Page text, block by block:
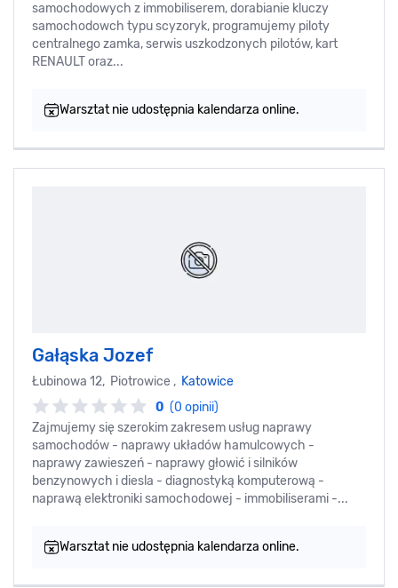
samochodowych z immobiliserem, dorabianie kluczy
samochodowch typu scyzoryk, programujemy piloty
centralnego zamka, serwis uszkodzonych pilotów, kart
RENAULT oraz...
Warsztat nie udostępnia kalendarza online.
Gałąska Jozef
Łubinowa 12, Piotrowice , Katowice
0 (0 opinii)
Zajmujemy się szerokim zakresem usług naprawy
samochodów - naprawy układów hamulcowych -
naprawy zawieszeń - naprawy głowić i silników
benzynowych i diesla - diagnostyką komputerową -
naprawą elektroniki samochodowej - immobiliserami -...
Warsztat nie udostępnia kalendarza online.